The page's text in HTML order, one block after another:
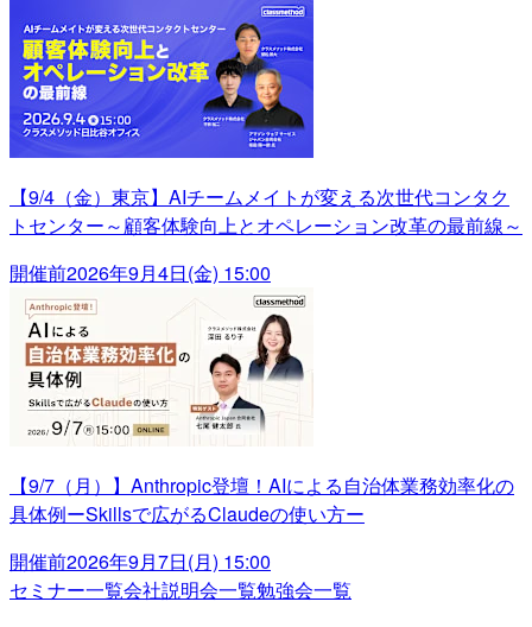
【9/4（金）東京】AIチームメイトが変える次世代コンタク
トセンター～顧客体験向上とオペレーション改革の最前線～
開催前2026年9月4日(金) 15:00
【9/7（月）】Anthropic登壇！AIによる自治体業務効率化の
具体例ーSkillsで広がるClaudeの使い方ー
開催前2026年9月7日(月) 15:00
セミナー一覧会社説明会一覧勉強会一覧